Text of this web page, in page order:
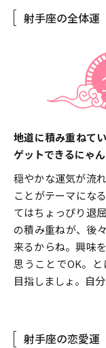
射手座の全体運
地道に積み重ねて
ゲットできるにゃん
穏やかな運気が流
ことがテーマにな
てはちょっぴり退
の積み重ねが、後
来るからね。興味
思うことでOK。
目指しましょ。自
射手座の恋愛運